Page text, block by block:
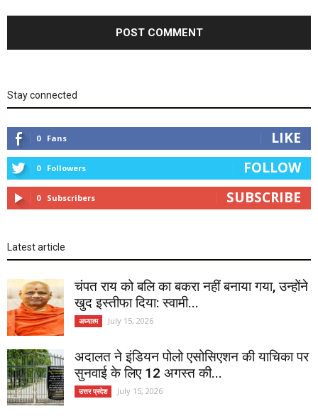
Stay connected
0 Fans LIKE
0 Followers FOLLOW
0 Subscribers SUBSCRIBE
Latest article
चंपत राय को बलि का बकरा नहीं बनाया गया, उन्होंने
खुद इस्तीफा दिया: स्वामी...
अध्यात्म July 15, 2026
अदालत ने इंडियन पोलो एसोसिएशन की याचिका पर
सुनवाई के लिए 12 अगस्त की...
उत्तर प्रदेश July 15, 2026